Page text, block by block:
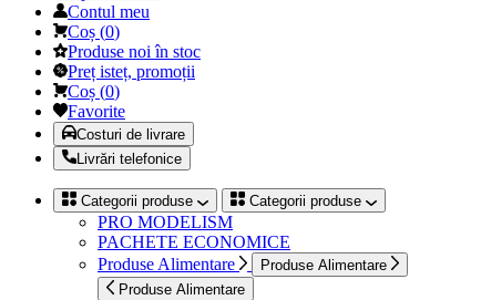
Contul meu
Coș (0)
Produse noi în stoc
Preț isteț, promoții
Coș (0)
Favorite
Costuri de livrare
Livrări telefonice
Categorii produse Categorii produse
PRO MODELISM
PACHETE ECONOMICE
Produse Alimentare
Produse Alimentare
Produse Alimentare